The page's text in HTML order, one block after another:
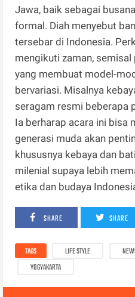
Jawa, baik sebagai
formal. Diah menyebut
tersebar di Indonesia.
mengikuti zaman,
yang membuat model-
bervariasi. Misalnya
seragam resmi beberapa
Ia berharap acara ini bisa
generasi muda akan
khususnya kebaya dan
milenial supaya lebih
etika dan budaya
SHARE SHARE
TAGS LIFE STYLE
YOGYAKARTA